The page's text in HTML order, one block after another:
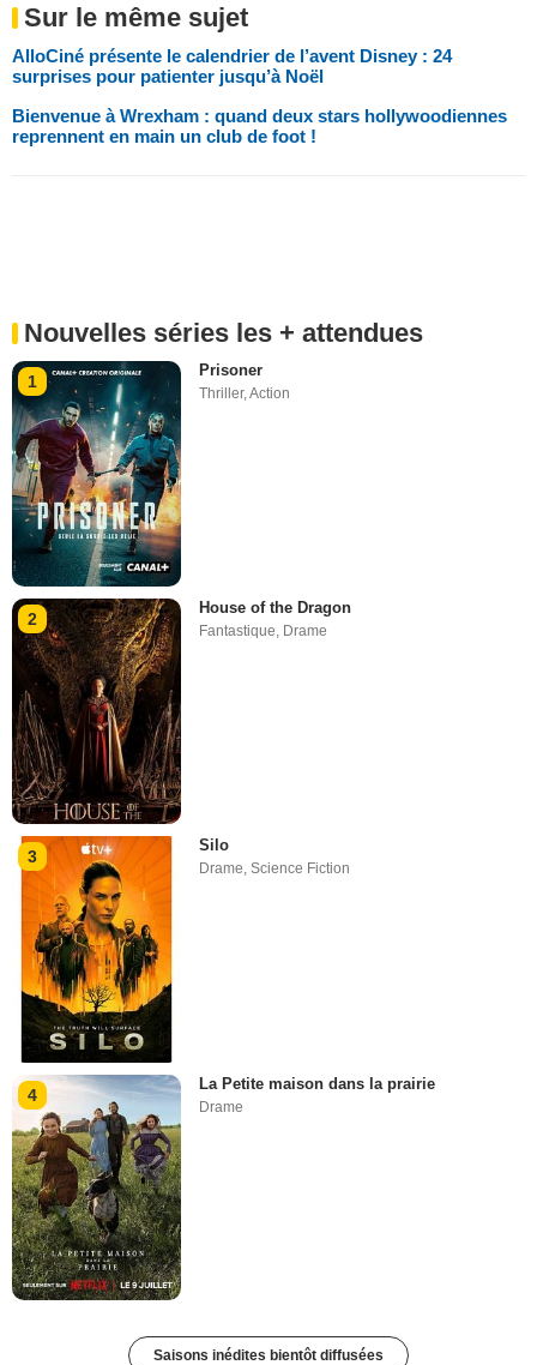
Sur le même sujet
AlloCiné présente le calendrier de l’avent Disney : 24
surprises pour patienter jusqu’à Noël
Bienvenue à Wrexham : quand deux stars hollywoodiennes
reprennent en main un club de foot !
Nouvelles séries les + attendues
1
Prisoner
Thriller,Action
2
House of the Dragon
Fantastique, Drame
3
Silo
Drame,Science Fiction
4
La Petite maison dans la prairie
Drame
Saisons inédites bientôt diffusées